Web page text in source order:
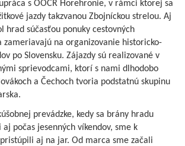
s OOCR Horehronie, v rámci ktorej sa
jazdy takzvanou Zbojníckou strelou. Aj
hrad súčasťou ponuky cestovných
zameriavajú na organizovanie historicko-
po Slovensku. Zájazdy sú realizované v
sprievodcami, ktorí s nami dlhodobo
a Čechoch tvoria podstatnú skupinu
prevádzke, kedy sa brány hradu
počas jesenných víkendov, sme k
aj na jar. Od marca sme začali